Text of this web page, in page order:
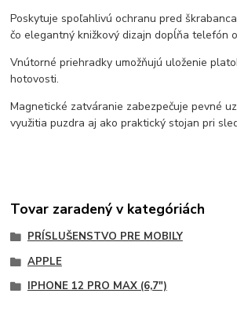
Poskytuje spoľahlivú ochranu pred
čo elegantný knižkový dizajn dopĺňa telefón
Vnútorné priehradky umožňujú uloženie
hotovosti.
Magnetické zatváranie zabezpečuje pevné
využitia puzdra aj ako praktický stojan pri
Tovar zaradený v kategóriách
PRÍSLUŠENSTVO PRE MOBILY
APPLE
IPHONE 12 PRO MAX (6,7")